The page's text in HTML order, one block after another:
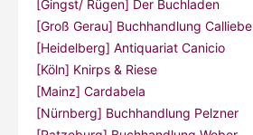
[Gingst/ Rügen] Der Buchladen
[Groß Gerau] Buchhandlung Calliebe
[Heidelberg] Antiquariat Canicio
[Köln] Knirps & Riese
[Mainz] Cardabela
[Nürnberg] Buchhandlung Pelzner